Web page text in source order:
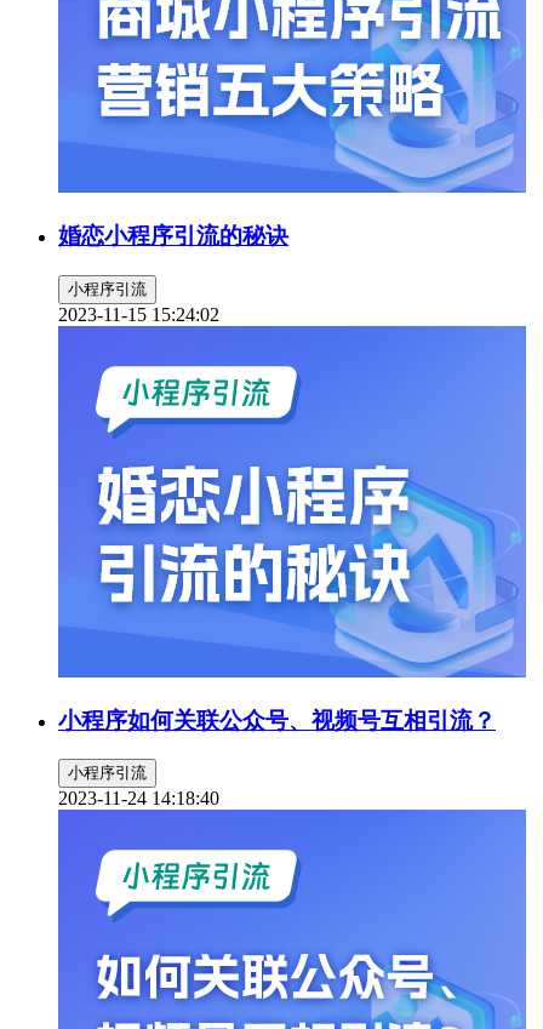
婚恋小程序引流的秘诀
小程序引流
2023-11-15 15:24:02
小程序如何关联公众号、视频号互相引流？
小程序引流
2023-11-24 14:18:40